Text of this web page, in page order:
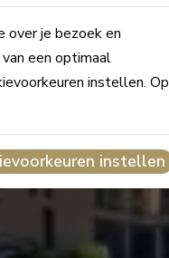
over je bezoek en
een optimaal
instellen. Op
instellen